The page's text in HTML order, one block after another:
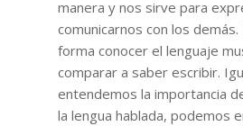
manera y nos sirve para
comunicarnos con los demás.
forma conocer el lenguaje
comparar a saber escribir.
entendemos la importancia
la lengua hablada, podemos